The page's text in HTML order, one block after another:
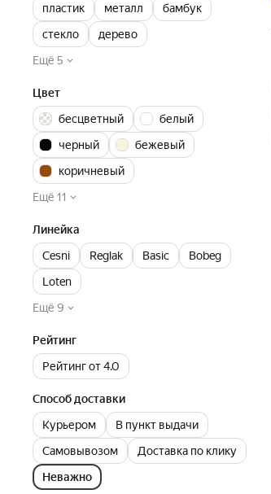
пластик
металл
бамбук
стекло
дерево
Ещё 5
Цвет
бесцветный
белый
черный
бежевый
коричневый
Ещё 11
Линейка
Cesni
Reglak Basic
Bobeg
Loten
Ещё 9
Рейтинг
Рейтинг от 4.0
Способ доставки
Курьером
В пункт выдачи
Самовывозом
Доставка по клику
Неважно